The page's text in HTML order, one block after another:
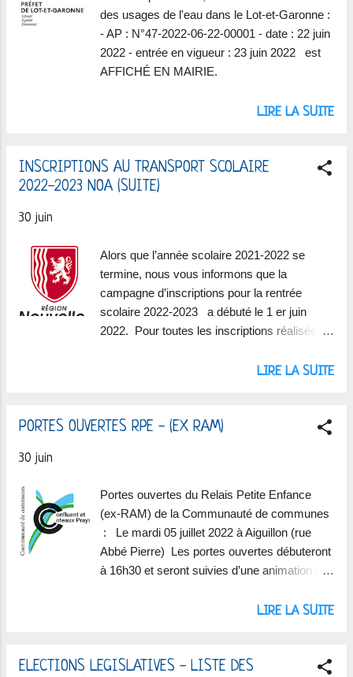
des usages de l'eau dans le Lot-et-Garonne :
- AP : N°47-2022-06-22-00001 - date : 22 juin
2022 - entrée en vigueur : 23 juin 2022 est
AFFICHÉ EN MAIRIE.
LIRE LA SUITE
INSCRIPTIONS AU TRANSPORT SCOLAIRE
2022-2023 NOA (SUITE)
30 juin
Alors que l’année scolaire 2021-2022 se
termine, nous vous informons que la
campagne d’inscriptions pour la rentrée
scolaire 2022-2023 a débuté le 1 er juin
2022. Pour toutes les inscriptions réalisées
LIRE LA SUITE
PORTES OUVERTES RPE - (EX RAM)
30 juin
Portes ouvertes du Relais Petite Enfance
(ex-RAM) de la Communauté de communes
: Le mardi 05 juillet 2022 à Aiguillon (rue
Abbé Pierre) Les portes ouvertes débuteront
à 16h30 et seront suivies d’une animation à
LIRE LA SUITE
ELECTIONS LEGISLATIVES - LISTE DES